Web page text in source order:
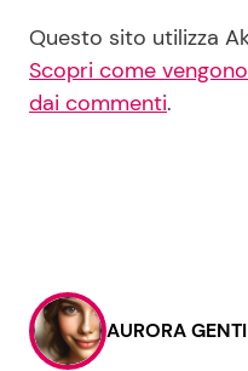
Questo sito utilizza
Scopri come
dai commenti.
AURORA